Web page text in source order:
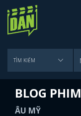
BLOG PHIM
ÂU MỸ